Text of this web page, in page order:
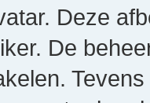
Deze
De